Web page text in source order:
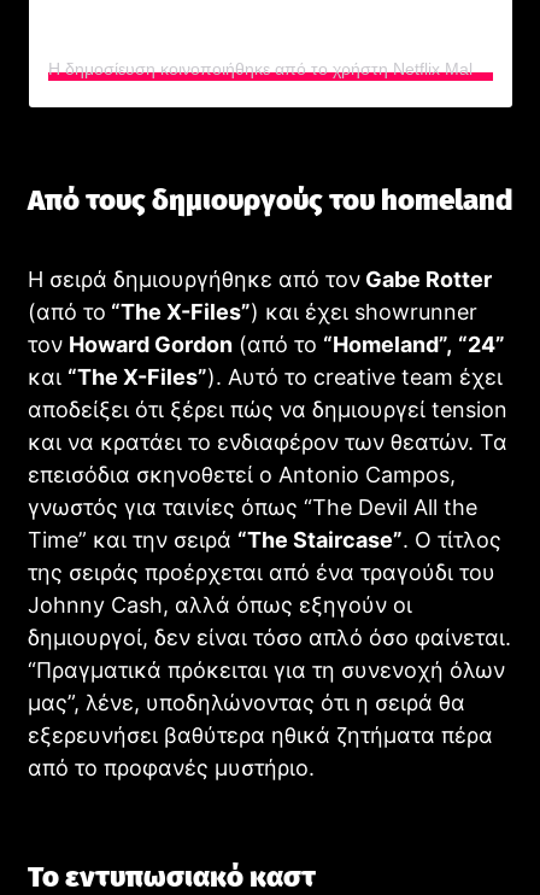
Η δημοσίευση κοινοποιήθηκε από το χρήστη Netflix Malaysia (@netflixmy)
Από τους δημιουργούς του homeland
Η σειρά δημιουργήθηκε από τονGabe Rotter
(από το “The X-Files”) και έχει showrunner
τον Howard Gordon(από το “Homeland”, “24”
και “The X-Files”). Αυτό το creative team έχει
αποδείξει ότι ξέρει πώς να δημιουργεί tension
και να κρατάει το ενδιαφέρον των θεατών. Τα
επεισόδια σκηνοθετεί ο Antonio Campos,
γνωστός για ταινίες όπως “The Devil All the
Time” και την σειρά “The Staircase”. Ο τίτλος
της σειράς προέρχεται από ένα τραγούδι του
Johnny Cash, αλλά όπως εξηγούν οι
δημιουργοί, δεν είναι τόσο απλό όσο φαίνεται.
“Πραγματικά πρόκειται για τη συνενοχή όλων
μας”, λένε, υποδηλώνοντας ότι η σειρά θα
εξερευνήσει βαθύτερα ηθικά ζητήματα πέρα
από το προφανές μυστήριο.
Το εντυπωσιακό καστ